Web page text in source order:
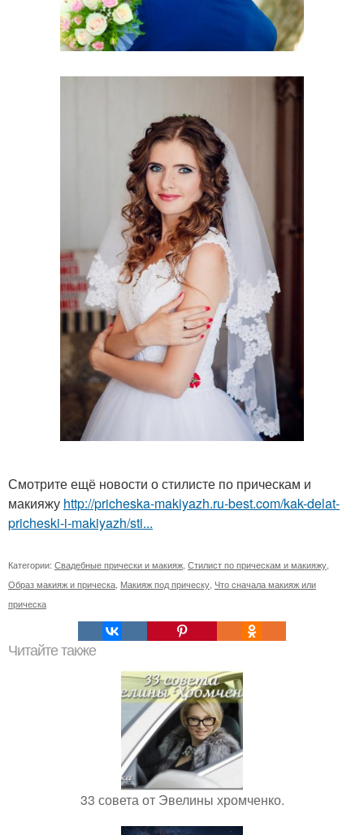
Смотрите ещё новости о стилисте по прическам и
макияжу http://pricheska-makiyazh.ru-best.com/kak-delat-
pricheski-i-makiyazh/sti...
Категории: Свадебные прически и макияж Стилист по прическам и макияжу
Образ макияж и прическа Макияж под прическу Что сначала макияж или
прическа
Читайте также
33 совета от Эвелины хромченко.